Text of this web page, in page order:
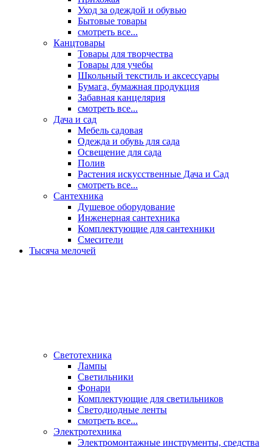
Уход за одеждой и обувью
Бытовые товары
смотреть все...
Канцтовары
Товары для творчества
Товары для учебы
Школьный текстиль и аксессуары
Бумага, бумажная продукция
Забавная канцелярия
смотреть все...
Дача и сад
Мебель садовая
Одежда и обувь для сада
Освещение для сада
Полив
Растения искусственные Дача и Сад
смотреть все...
Сантехника
Душевое оборудование
Инженерная сантехника
Комплектующие для сантехники
Смесители
Тысяча мелочей
Светотехника
Лампы
Светильники
Фонари
Комплектующие для светильников
Светодиодные ленты
смотреть все...
Электротехника
Электромонтажные инструменты, средства